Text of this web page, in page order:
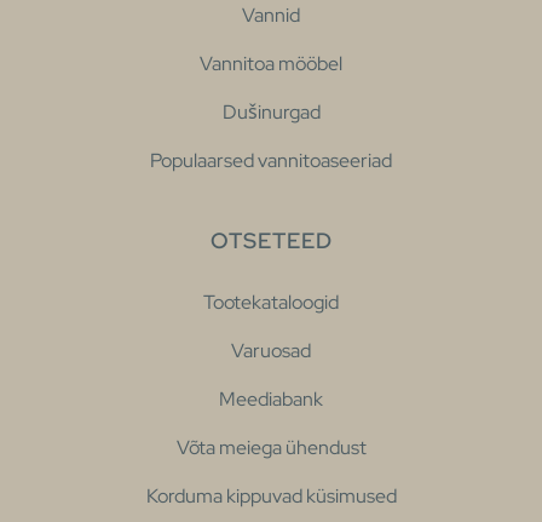
Vannid
Vannitoa mööbel
Dušinurgad
Populaarsed vannitoaseeriad
OTSETEED
Tootekataloogid
Varuosad
Meediabank
Võta meiega ühendust
Korduma kippuvad küsimused